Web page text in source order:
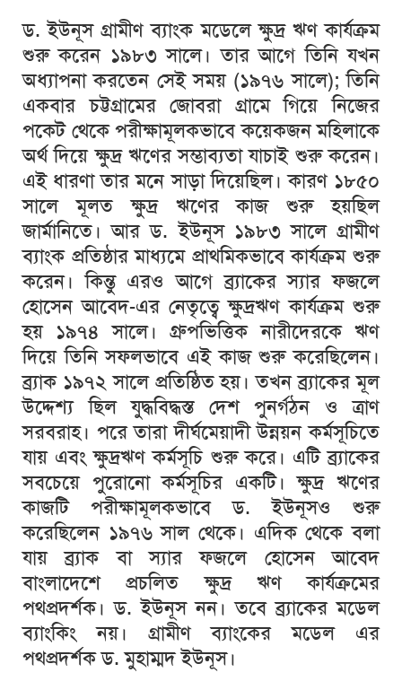
ড.ইউনূস গ্রামীণ ব্যাংক মডেলে ক্ষুদ্র ঋণ কার্যক্রম
শুরু করেন ১৯৮৩ সালে। তার আগে তিনি যখন
অধ্যাপনা করতেন সেই সময়(১৯৭৬ সালে);তিনি
একবার চট্টগ্রামের জোবরা গ্রামে গিয়ে নিজের
পকেট থেকে পরীক্ষামূলকভাবে কয়েকজন মহিলাকে
অর্থ দিয়ে ক্ষুদ্র ঋণের সম্ভাব্যতা যাচাই শুরু করেন।
এই ধারণা তার মনে সাড়া দিয়েছিল। কারণ ১৮৫০
সালে
মূলত ক্ষুদ্র ঋণের কাজ শুরু
হয়ছিল
জার্মানিতে। আর ড.ইউনূস ১৯৮৩ সালে গ্রামীণ
ব্যাংক প্রতিষ্ঠার মাধ্যমে প্রাথমিকভাবে কার্যক্রম শুরু
করেন। কিন্তু এরও আগে ব্র্যাকের স্যার ফজলে
হোসেন আবেদ-এর নেতৃত্বে ক্ষুদ্রঋণ কার্যক্রম শুরু
হয় ১৯৭৪ সালে। গ্রুপভিত্তিক নারীদেরকে ঋণ
দিয়ে তিনি সফলভাবে এই কাজ শুরু করেছিলেন।
ব্র্যাক ১৯৭২ সালে প্রতিষ্ঠিত হয়। তখন ব্র্যাকের মূল
উদ্দেশ্য ছিল যুদ্ধবিদ্ধস্ত দেশ পুনর্গঠন ও
ত্রাণ
সরবরাহ। পরে তারা দীর্ঘমেয়াদী উন্নয়ন কর্মসূচিতে
যায় এবং ক্ষুদ্রঋণ কর্মসূচি শুরু করে। এটি ব্র্যাকের
সবচেয়ে পুরোনো কর্মসূচির একটি। ক্ষুদ্র ঋণের
কাজটি
পরীক্ষামূলকভাবে ড.ইউনূসও
শুরু
করেছিলেন ১৯৭৬ সাল থেকে। এদিক থেকে বলা
যায়
ব্র্যাক বা স্যার ফজলে হোসেন
আবেদ
বাংলাদেশে
প্রচলিত ক্ষুদ্র ঋণ
কার্যক্রমের
পথপ্রদর্শক। ড.ইউনূস নন। তবে ব্র্যাকের মডেল
ব্যাংকিং
নয়। গ্রামীণ ব্যাংকের মডেল
এর
পথপ্রদর্শক ড.মুহাম্মদ ইউনূস।